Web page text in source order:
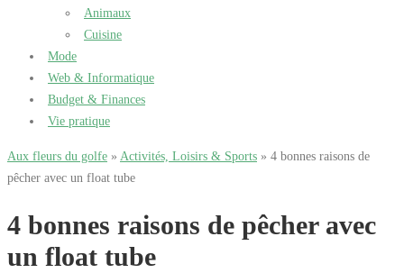
Animaux
Cuisine
Mode
Web & Informatique
Budget & Finances
Vie pratique
Aux fleurs du golfe » Activités, Loisirs & Sports » 4 bonnes raisons de
pêcher avec un float tube
4 bonnes raisons de pêcher avec
un float tube